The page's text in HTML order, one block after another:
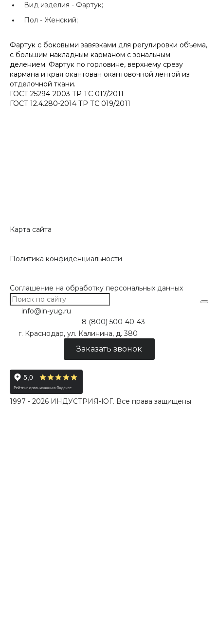
Вид изделия - Фартук;
Пол - Женский;
Фартук с боковыми завязками для регулировки объема,
с большим накладным карманом с зональным
делением. Фартук по горловине, верхнему срезу
кармана и края окантован окантовочной лентой из
отделочной ткани.
ГОСТ 25294-2003 ТР ТС 017/2011
ГОСТ 12.4.280-2014 ТР ТС 019/2011
Карта сайта
Политика конфиденциальности
Соглашение на обработку персональных данных
info@in-yug.ru
8 (800) 500-40-43
г. Краснодар, ул. Калинина, д. 380
Заказать звонок
1997 - 2026 ИНДУСТРИЯ-ЮГ. Все права защищены